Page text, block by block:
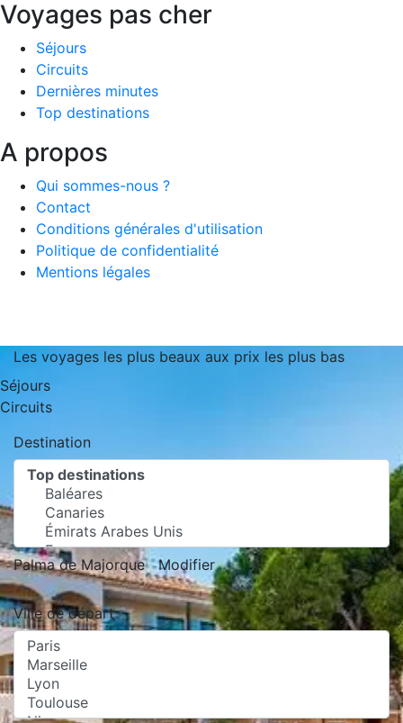
Voyages pas cher
Séjours
Circuits
Dernières minutes
Top destinations
A propos
Qui sommes-nous ?
Contact
Conditions générales d'utilisation
Politique de confidentialité
Mentions légales
Les voyages les plus beaux aux prix les plus bas
Séjours
Circuits
Destination
Palma de Majorque Modifier
Ville de départ